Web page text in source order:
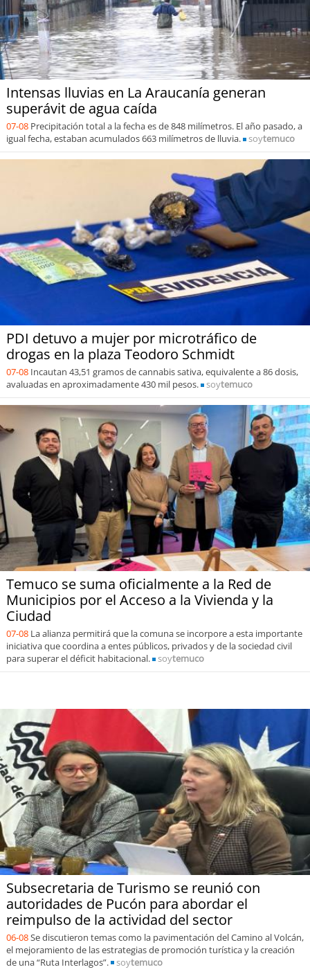
Intensas lluvias en La Araucanía generan
superávit de agua caída
07-08 Precipitación total a la fecha es de 848 milímetros. El año pasado, a
igual fecha, estaban acumulados 663 milímetros de lluvia.
soytemuco
PDI detuvo a mujer por microtráfico de
drogas en la plaza Teodoro Schmidt
07-08 Incautan 43,51 gramos de cannabis sativa, equivalente a 86 dosis,
avaluadas en aproximadamente 430 mil pesos.
soytemuco
Temuco se suma oficialmente a la Red de
Municipios por el Acceso a la Vivienda y la
Ciudad
07-08 La alianza permitirá que la comuna se incorpore a esta importante
iniciativa que coordina a entes públicos, privados y de la sociedad civil
para superar el déficit habitacional.
soytemuco
Subsecretaria de Turismo se reunió con
autoridades de Pucón para abordar el
reimpulso de la actividad del sector
06-08Se discutieron temas como la pavimentación del Camino al Volcán,
el mejoramiento de las estrategias de promoción turística y la creación
de una “Ruta Interlagos”.
soytemuco